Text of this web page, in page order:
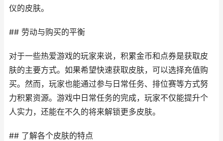
仪的皮肤。
## 劳动与购买的平衡
对于一些热爱游戏的玩家来说，积累金币和点券是获取皮
肤的主要方式。如果希望快速获取皮肤，可以选择充值购
买。然而，玩家也能通过参与日常任务、排位赛等方式努
力积累资源。游戏中日常任务的完成，玩家不仅能提升个
人实力，还能在不久的将来解锁更多皮肤。
## 了解各个皮肤的特点